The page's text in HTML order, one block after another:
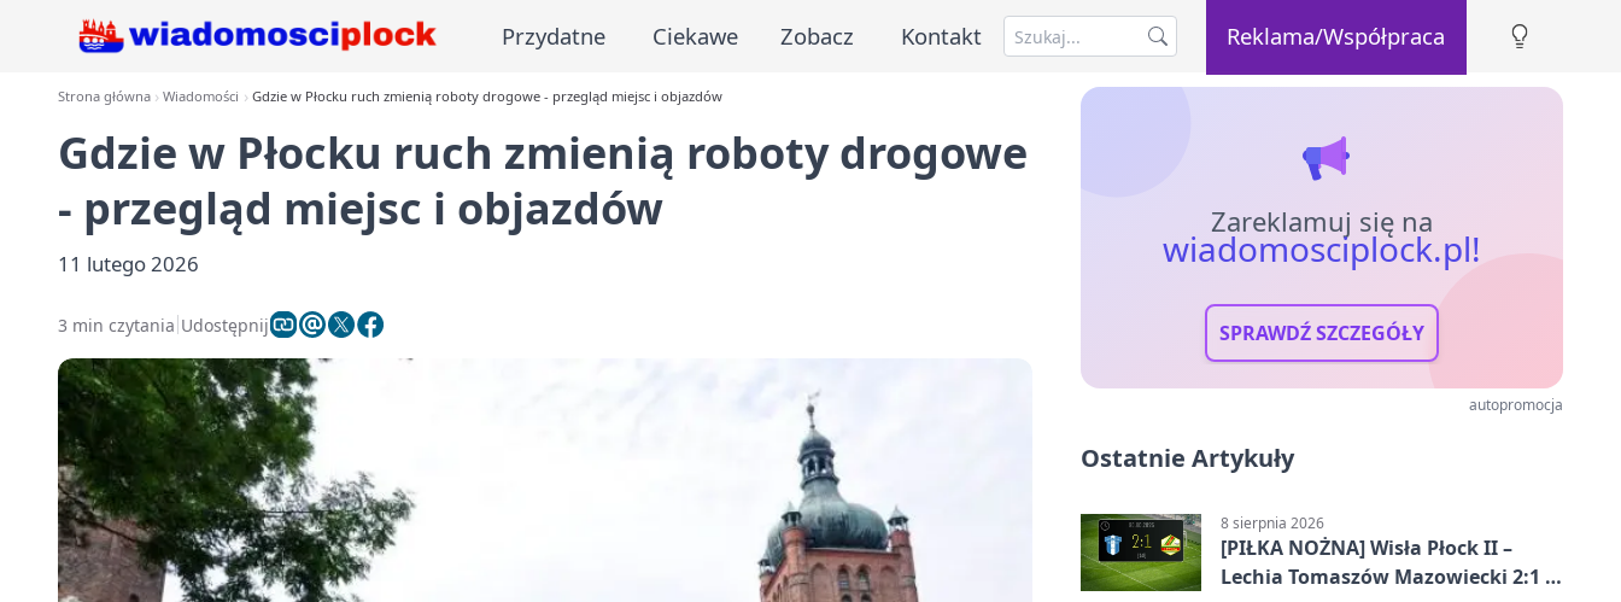
Przydatne Ciekawe Zobacz Kontakt Reklama/Współpraca
Strona główna Wiadomości Gdzie w Płocku ruch zmienią roboty drogowe - przegląd miejsc i objazdów
Gdzie w Płocku ruch zmienią roboty drogowe
- przegląd miejsc i objazdów
11 lutego 2026
3 min czytania Udostępnij
Zareklamuj się na
wiadomosciplock.pl!
SPRAWDŹ SZCZEGÓŁY
autopromocja
Ostatnie Artykuły
8 sierpnia 2026
[PIŁKA NOŻNA] Wisła Płock II –
Lechia Tomaszów Mazowiecki 2:1 w